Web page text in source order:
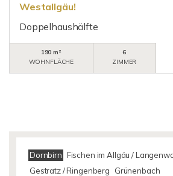
Westallgäu!
Doppelhaushälfte
190 m²
WOHNFLÄCHE
6
ZIMMER
Dornbirn Fischen im Allgäu /
Gestratz / Ringenberg
Grünenbach